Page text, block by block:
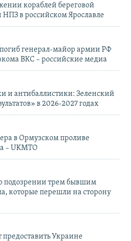
кораблей береговой
в российском Ярославле
генерал-майор армии РФ
ВКС – российские медиа
и антибаллистики: Зеленский
в 2026-2027 годах
в Ормузском проливе
– UKMTO
подозрении трем бывшим
которые перешли на сторону
Украине